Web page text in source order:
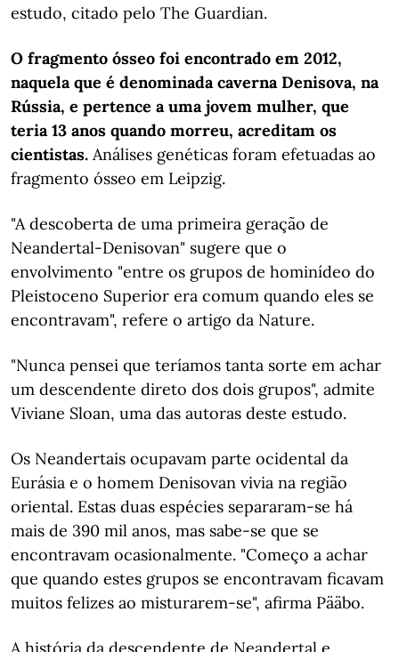
estudo, citado pelo The Guardian.
O fragmento ósseo foi encontrado em 2012,
naquela que é denominada caverna Denisova, na
Rússia, e pertence a uma jovem mulher, que
teria 13 anos quando morreu, acreditam os
cientistas. Análises genéticas foram efetuadas ao
fragmento ósseo em Leipzig.
"A descoberta de uma primeira geração de
Neandertal-Denisovan" sugere que o
envolvimento "entre os grupos de hominídeo do
Pleistoceno Superior era comum quando eles se
encontravam", refere o artigo da Nature.
"Nunca pensei que teríamos tanta sorte em achar
um descendente direto dos dois grupos", admite
Viviane Sloan, uma das autoras deste estudo.
Os Neandertais ocupavam parte ocidental da
Eurásia e o homem Denisovan vivia na região
oriental. Estas duas espécies separaram-se há
mais de 390 mil anos, mas sabe-se que se
encontravam ocasionalmente. "Começo a achar
que quando estes grupos se encontravam ficavam
muitos felizes ao misturarem-se", afirma Pääbo.